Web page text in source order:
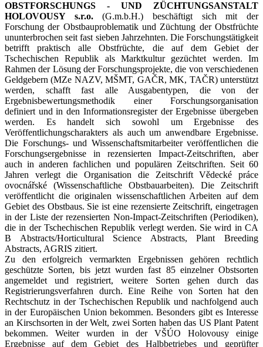
OBSTFORSCHUNGS - UND ZÜCHTUNGSANSTALT
HOLOVOUSY s.r.o.(G.m.b.H.) beschäftigt sich mit der
Forschung der Obstbauproblematik und Züchtung der Obstfrüchte
ununterbrochen seit fast sieben Jahrzehnten. Die Forschungstätigkeit
betrifft praktisch alle Obstfrüchte, die auf dem Gebiet der
Tschechischen Republik als Marktkultur gezüchtet werden. Im
Rahmen der Lösung der Forschungsprojekte, die von verschiedenen
Geldgebern (MZe NAZV, MŠMT, GAČR, MK, TAČR) unterstützt
werden, schafft fast alle Ausgabentypen, die von der
Ergebnisbewertungsmethodik einer Forschungsorganisation
definiert und in den Informationsregister der Ergebnisse übergeben
werden. Es handelt sich sowohl um Ergebnisse des
Veröffentlichungscharakters als auch um anwendbare Ergebnisse.
Die Forschungs- und Wissenschaftsmitarbeiter veröffentlichen die
Forschungsergebnisse in rezensierten Impact-Zeitschriften, aber
auch in anderen fachlichen und populären Zeitschriften. Seit 60
Jahren verlegt die Organisation die Zeitschrift Vědecké práce
ovocnářské (Wissenschaftliche Obstbauarbeiten). Die Zeitschrift
veröffentlicht die originalen wissenschaftlichen Arbeiten auf dem
Gebiet des Obstbaus. Sie ist eine rezensierte Zeitschrift, eingetragen
in der Liste der rezensierten Non-Impact-Zeitschriften (Periodiken),
die in der Tschechischen Republik verlegt werden. Sie wird in CA
B Abstracts/Horticultural Science Abstracts, Plant Breeding
Abstracts, AGRIS zitiert.
Zu den erfolgreich vermarkten Ergebnissen gehören rechtlich
geschützte Sorten, bis jetzt wurden fast 85 einzelner Obstsorten
angemeldet und registriert, weitere Sorten gehen durch das
Registrierungsverfahren durch. Eine Reihe von Sorten hat den
Rechtschutz in der Tschechischen Republik und nachfolgend auch
in der Europäischen Union bekommen. Besonders gibt es Interesse
an Kirschsorten in der Welt, zwei Sorten haben das US Plant Patent
bekommen. Weiter wurden in der VŠÚO Holovousy einige
Ergebnisse auf dem Gebiet des Halbbetriebes und geprüfter